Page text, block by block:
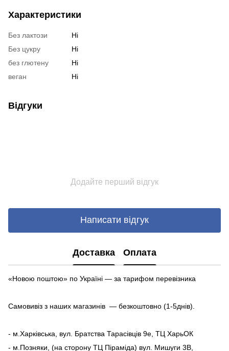
Характеристики
Без лактози
Ні
Без цукру
Ні
без глютену
Ні
веган
Ні
Відгуки
Додайте перший відгук
Написати відгук
Доставка Оплата
«Новою поштою» по Україні — за тарифом перевізника
Самовивіз з наших магазинів — безкоштовно (1-5днів).
- м.Харківська, вул. Братства Тарасівців 9е, ТЦ ХарьОК
- м.Позняки, (на сторону ТЦ Піраміда) вул. Мишуги 3В,